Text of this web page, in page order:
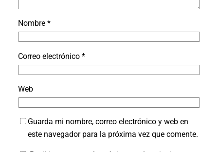
Nombre *
Correo electrónico *
Web
Guarda mi nombre, correo electrónico y web en
este navegador para la próxima vez que comente.